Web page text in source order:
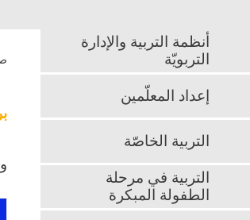
أنظمة التربية والإدارة
التربويّة
إعداد المعلّمين
التربية الخاصّة
التربية في مرحلة
الطفولة المبكرة